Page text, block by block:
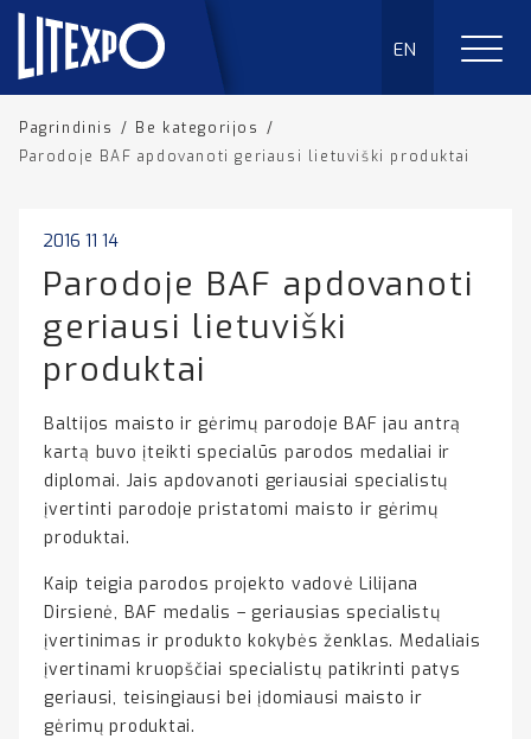
EN
Pagrindinis / Be kategorijos /
Parodoje BAF apdovanoti geriausi lietuviški produktai
2016 11 14
Parodoje BAF apdovanoti
geriausi lietuviški
produktai
Baltijos maisto ir gėrimų parodoje BAF jau antrą
kartą buvo įteikti specialūs parodos medaliai ir
diplomai. Jais apdovanoti geriausiai specialistų
įvertinti parodoje pristatomi maisto ir gėrimų
produktai.
Kaip teigia parodos projekto vadovė Lilijana
Dirsienė, BAF medalis – geriausias specialistų
įvertinimas ir produkto kokybės ženklas. Medaliais
įvertinami kruopščiai specialistų patikrinti patys
geriausi, teisingiausi bei įdomiausi maisto ir
gėrimų produktai.